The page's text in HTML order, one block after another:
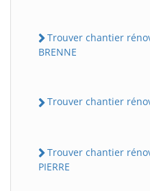
Trouver chantier
BRENNE
Trouver chantier
Trouver chantier
PIERRE